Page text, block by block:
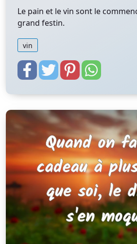
Le pain et le vin sont le
grand festin.
vin